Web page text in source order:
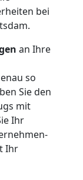
bei
an Ihre
so
Sie den
mit
Ihr
Ihr